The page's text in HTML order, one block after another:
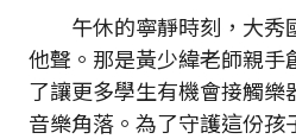
午休的寧靜時刻，大秀
他聲。那是黃少緯老師親手
了讓更多學生有機會接觸樂
音樂角落。為了守護這份